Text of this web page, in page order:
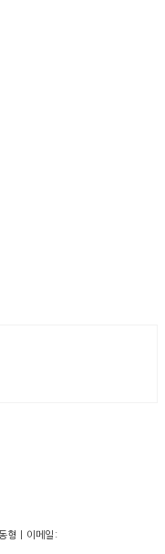
형 | 이메일: